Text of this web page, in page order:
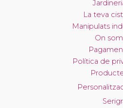
La teva
Manipulats
On som
Política de